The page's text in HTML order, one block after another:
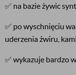
✅ na bazie żywic
✅ po wyschnięciu
uderzenia żwiru,
✅ wykazuje bardzo